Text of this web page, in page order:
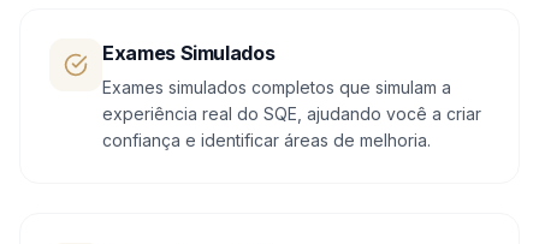
Exames Simulados
Exames simulados completos que simulam a
experiência real do SQE, ajudando você a criar
confiança e identificar áreas de melhoria.